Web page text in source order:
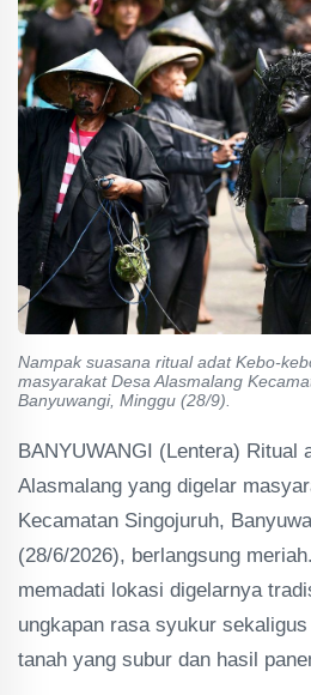
Nampak suasana ritual adat Kebo-
masyarakat Desa Alasmalang
Banyuwangi, Minggu (28/9).
BANYUWANGI (Lentera) Ritual
Alasmalang yang digelar
Kecamatan Singojuruh,
(28/6/2026), berlangsung
memadati lokasi digelarnya
ungkapan rasa syukur
tanah yang subur dan hasil